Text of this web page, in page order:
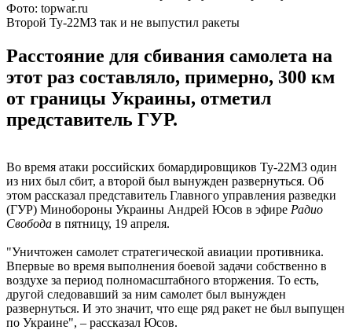
Фото: topwar.ru
Второй Ту-22М3 так и не выпустил ракеты
Расстояние для сбивания самолета на
этот раз составляло, примерно, 300 км
от границы Украины, отметил
представитель ГУР.
Во время атаки российских бомардировщиков Ту-22М3 один
из них был сбит, а второй был вынужден развернуться. Об
этом рассказал представитель Главного управления разведки
(ГУР) Минобороны Украины Андрей Юсов в эфире Радио
Свобода в пятницу, 19 апреля.
"Уничтожен самолет стратегической авиации противника.
Впервые во время выполнения боевой задачи собственно в
воздухе за период полномасштабного вторжения. То есть,
другой следовавший за ним самолет был вынужден
развернуться. И это значит, что еще ряд ракет не был выпущен
по Украине", – рассказал Юсов.